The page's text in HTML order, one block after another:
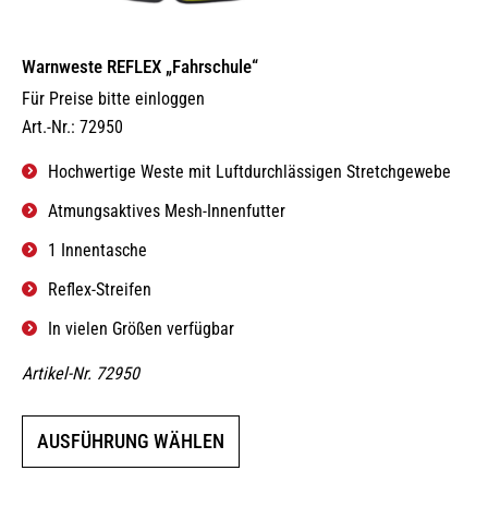
Warnweste REFLEX „Fahrschule“
Für Preise bitte einloggen
Art.-Nr.: 72950
Hochwertige Weste mit Luftdurchlässigen Stretchgewebe
Atmungsaktives Mesh-Innenfutter
1 Innentasche
Reflex-Streifen
In vielen Größen verfügbar
Artikel-Nr. 72950
AUSFÜHRUNG WÄHLEN